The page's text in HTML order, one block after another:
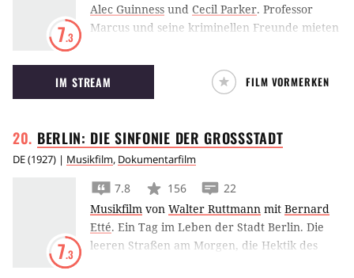
7.3
Alec Guinness und Cecil Parker. Professor
Marcus und seine kriminellen Freunde mieten
als Streicherquintett aus. Doch die Melodien
kommen nur vom Grammofon, tatsächlich
planen die Männer einen
kommt ihnen auf die Schliche.
IM STREAM FILM VORMERKEN
BERLIN: DIE SINFONIE DERGROSSSTADT
DE(1927) | Musikfilm, Dokumentarfilm
7.3
7.8 156
22
Musikfilm von Walter Ruttmann mit Bernard
Etté. Ein Tag im Leben der Stadt Berlin. Die
leeren Straßen am Morgen, die Hektik des